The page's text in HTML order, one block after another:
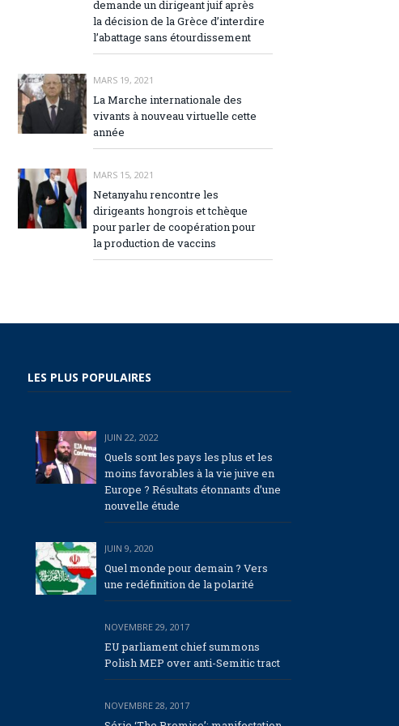
demande un dirigeant juif après
la décision de la Grèce d’interdire
l’abattage sans étourdissement
MARS 19, 2021
La Marche internationale des
vivants à nouveau virtuelle cette
année
MARS 15, 2021
Netanyahu rencontre les
dirigeants hongrois et tchèque
pour parler de coopération pour
la production de vaccins
LES PLUS POPULAIRES
JUIN 22, 2022
Quels sont les pays les plus et les
moins favorables à la vie juive en
Europe ? Résultats étonnants d’une
nouvelle étude
JUIN 9, 2020
Quel monde pour demain ? Vers
une redéfinition de la polarité
NOVEMBRE 29, 2017
EU parliament chief summons
Polish MEP over anti-Semitic tract
NOVEMBRE 28, 2017